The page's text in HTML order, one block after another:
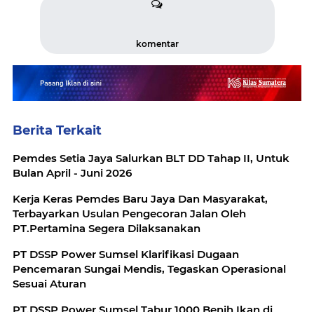
komentar
Berita Terkait
Pemdes Setia Jaya Salurkan BLT DD Tahap II, Untuk
Bulan April - Juni 2026
Kerja Keras Pemdes Baru Jaya Dan Masyarakat,
Terbayarkan Usulan Pengecoran Jalan Oleh
PT.Pertamina Segera Dilaksanakan
PT DSSP Power Sumsel Klarifikasi Dugaan
Pencemaran Sungai Mendis, Tegaskan Operasional
Sesuai Aturan